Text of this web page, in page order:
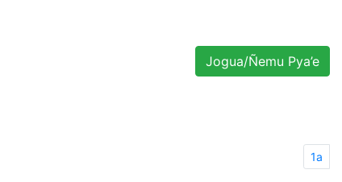
Jogua/Ñemu Pya’e
1a